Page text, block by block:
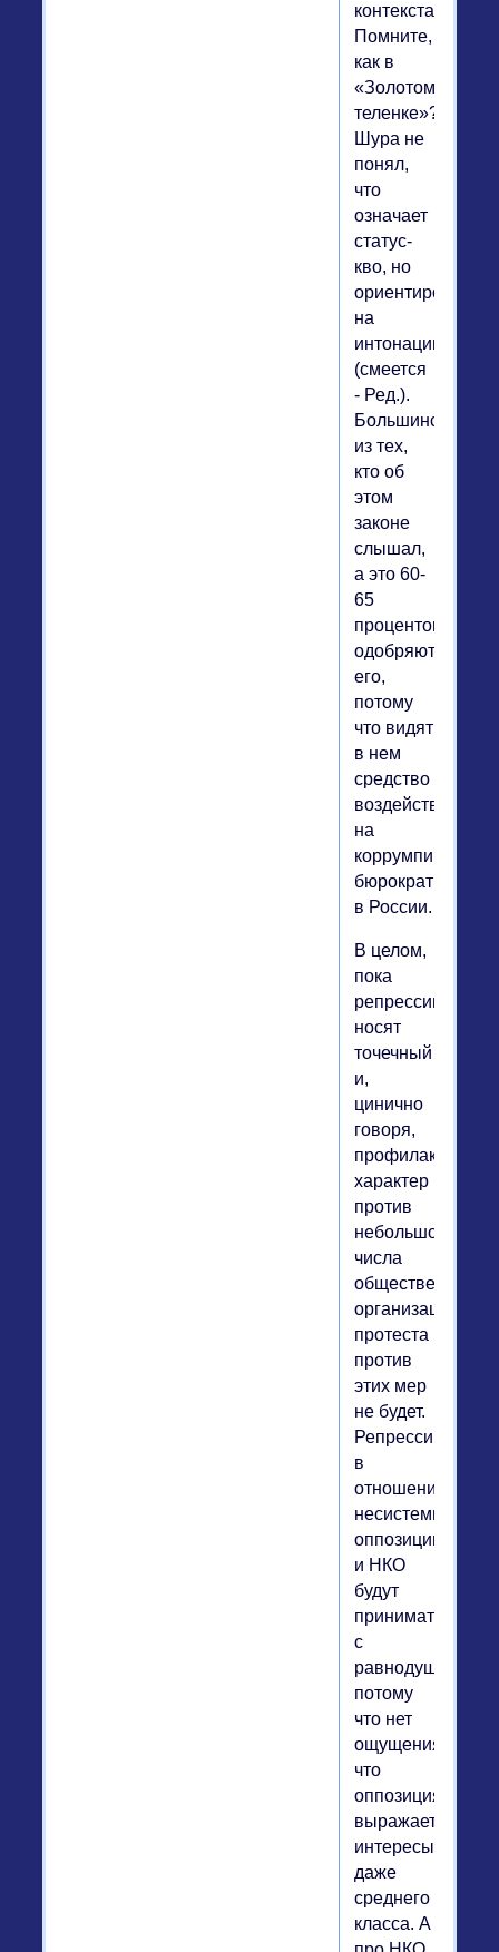
контекста.
Помните,
как в
«Золотом
теленке»?
Шура не
понял,
что
означает
статус-
кво, но
ориентировался
на
интонацию
(смеется
- Ред.).
Большинство
из тех,
кто об
этом
законе
слышал,
а это 60-
65
процентов,
одобряют
его,
потому
что видят
в нем
средство
воздействия
на
бюрократию
в России.
В целом,
пока
репрессии
носят
точечный
и,
цинично
говоря,
характер
против
небольшого
числа
общественных
организаций,
протеста
против
этих мер
не будет.
Репрессии
в
отношении
несистемной
оппозиции
и НКО
будут
приниматься
с
равнодушием,
потому
что нет
ощущения,
что
оппозиция
выражает
интересы
даже
среднего
класса. А